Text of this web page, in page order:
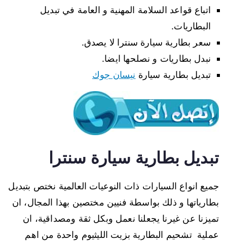
اتباع قواعد السلامة المهنية و العامة في تبديل
البطاريات.
سعر بطارية سيارة سنترا لا يصدق.
نبدل بطاريات و نصلحها ايضا.
تبديل بطارية سيارة نيسان جوك
تبديل بطارية سيارة سنترا
جميع انواع السيارات ذات النوعيات العالمية نختص بتبديل
بطارياتها و ذلك بواسطة فنيين مختصين بهذا المجال، ان
تميزنا عن غيرنا يجعلنا نعمل وبكل ثقة ومصداقية، ان
عملية تشحيم البطارية بزيت الليثيوم واحدة من اهم